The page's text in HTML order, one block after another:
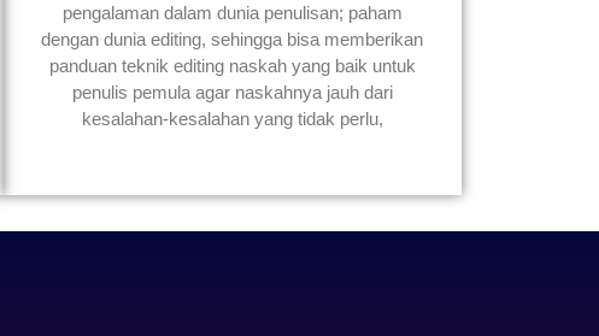
pengalaman dalam dunia penulisan; paham
dengan dunia editing, sehingga bisa memberikan
panduan teknik editing naskah yang baik untuk
penulis pemula agar naskahnya jauh dari
kesalahan-kesalahan yang tidak perlu,